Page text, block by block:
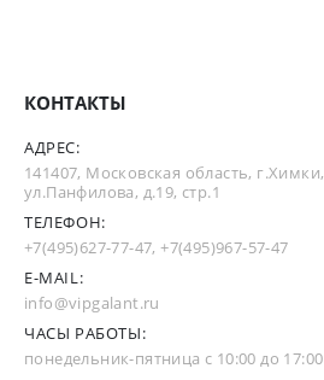
КОНТАКТЫ
АДРЕС:
141407, Московская область, г.Химки,
ул.Панфилова, д.19, стр.1
ТЕЛЕФОН:
+7(495)627-77-47,+7(495)967-57-47
E-MAIL:
info@vipgalant.ru
ЧАСЫ РАБОТЫ:
понедельник-пятница с 10:00 до 17:00